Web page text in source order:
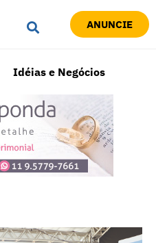
ANUNCIE
Idéias e Negócios